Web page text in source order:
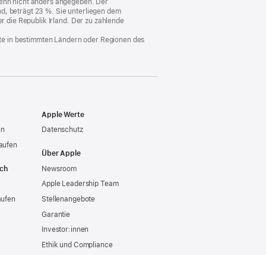
nicht anders angegeben. Der
beträgt 23 %. Sie unterliegen dem
die Republik Irland. Der zu zahlende
in bestimmten Ländern oder Regionen des
Apple Werte
Datenschutz
Über Apple
Newsroom
Apple Leadership Team
Stellenangebote
Garantie
Investor:innen
Ethik und Compliance